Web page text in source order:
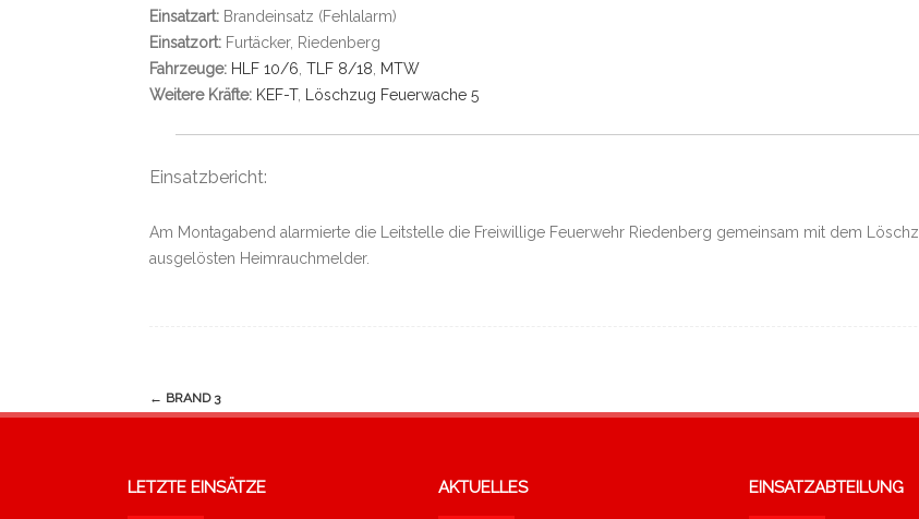
Einsatzart: Brandeinsatz (Fehlalarm)
Einsatzort: Furtäcker, Riedenberg
Fahrzeuge: HLF 10/6 TLF 8/18 MTW
Weitere Kräfte: KEF-T, Löschzug Feuerwache 5
Einsatzbericht:
Am Montagabend alarmierte die Leitstelle die Freiwillige Feuerwehr Riedenberg gemeinsam mit dem
ausgelösten Heimrauchmelder.
Navigation
← BRAND 3
LETZTE EINSÄTZE AKTUELLES EINSATZABTEILUNG